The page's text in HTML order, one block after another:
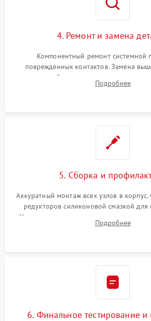
4. Ремонт и замена
Компонентный ремонт системной
поврежденных контактов. Замена
двигателей, изношенного
лидара или помпы подачи воды.
Подробнее
5. Сборка и
Аккуратный монтаж всех узлов в корпус.
редукторов силиконовой смазкой
Установка новых расходных материалов
микрофибры, щеток). Надежная
Подробнее
6. Финальное тестирование и